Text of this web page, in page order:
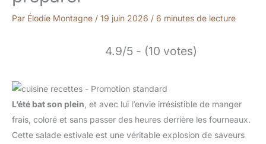
Par Élodie Montagne / 19 juin 2026 / 6 minutes de lecture
4.9/5 - (10 votes)
L’été bat son plein , et avec lui l’envie irrésistible de manger
frais, coloré et sans passer des heures derrière les fourneaux.
Cette salade estivale est une véritable explosion de saveurs